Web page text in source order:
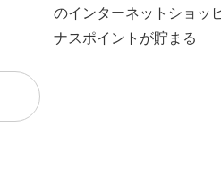
のインターネットショッ
ナスポイントが貯まる